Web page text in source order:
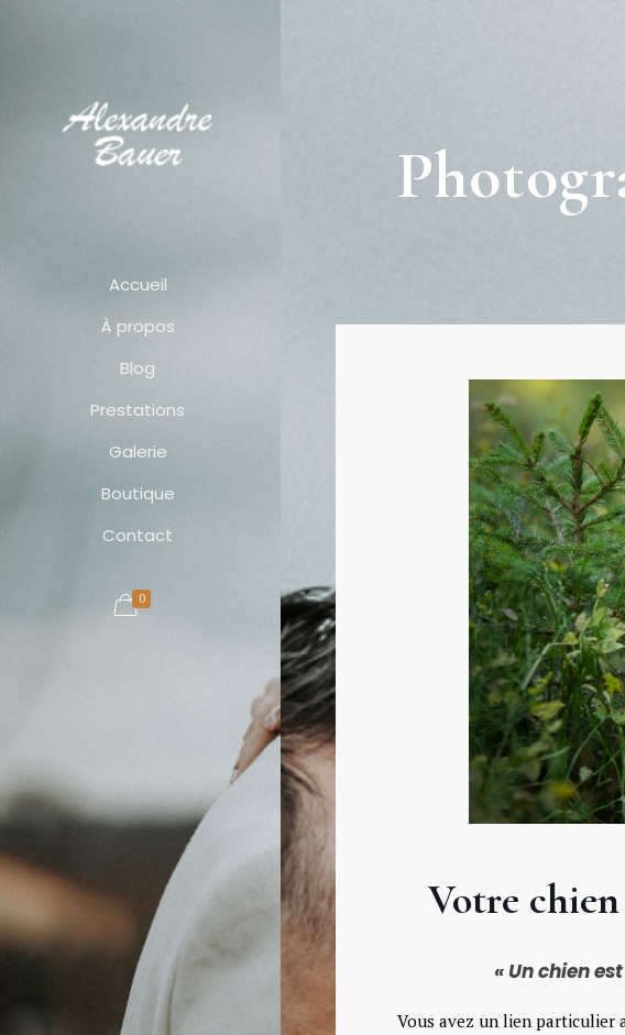
Accueil
À propos
Blog
Prestations
Galerie
Boutique
Contact
0
Votre
« Un chien
Vous avez un lien particulier